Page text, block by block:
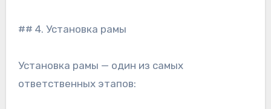
## 4. Установка рамы
Установка рамы — один из самых
ответственных этапов: